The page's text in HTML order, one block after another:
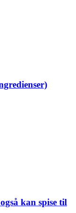
kan spise til